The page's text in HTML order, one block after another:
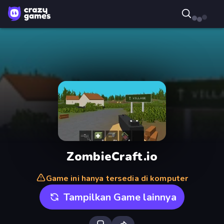
ZombieCraft.io
Game ini hanya tersedia di komputer
Tampilkan Game lainnya